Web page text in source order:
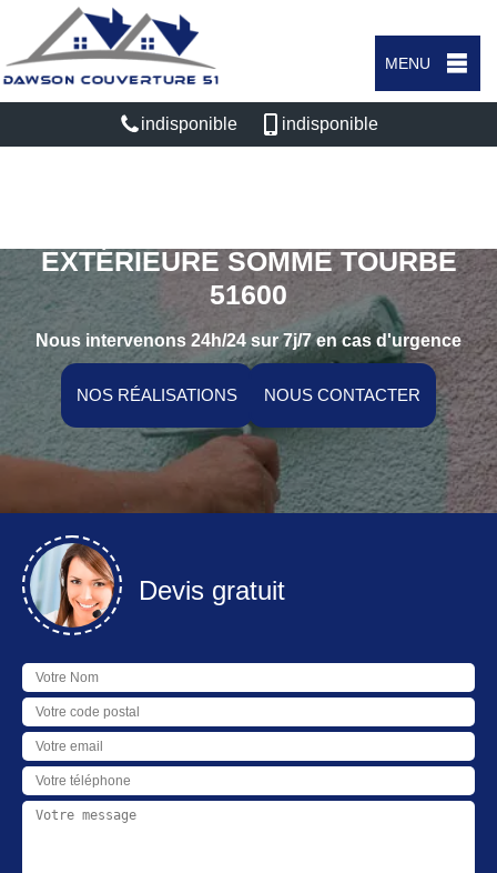
MENU
indisponible indisponible
EXTÉRIEURE SOMME TOURBE
51600
Nous intervenons 24h/24 sur 7j/7 en cas d'urgence
NOS RÉALISATIONS NOUS CONTACTER
Devis gratuit